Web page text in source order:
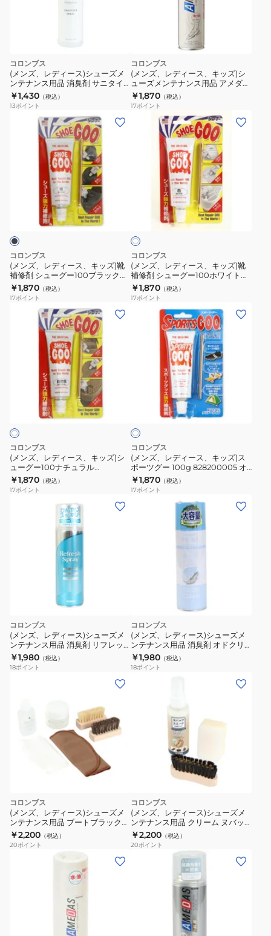
コロンブス
(メンズ、レディース)シューズメ
ンテナンス用品 消臭剤 サニタイ
ザースプレー 100mL 194014
￥1,430 （税込）
13ポイント
コロンブス
(メンズ、レディース、キッズ)シ
ューズメンテナンス用品 アメダス
防水スプレー 1500 オンライン価
格
￥1,870 （税込）
17ポイント
キ
ッ
ズ)
靴
補
ラ
ッ
ク
4971670000000
シ
コロンブス
(メンズ、レディース、キッズ)靴
補修剤 シューグー100ブラック
4971670000000 シューズ 修理
￥1,870 （税込）
17ポイント
キ
ッ
ズ)
靴
補
ワ
イ
ト
4971670000000
シ
ホ
ワ
イ
コロンブス
(メンズ、レディース、キッズ)靴
補修剤 シューグー100ホワイト
4971670000000 シューズ 修理
白
￥1,870 （税込）
17ポイント
キ
ッ
ズ)
シ
ュ
4971670000000
コロンブス
(メンズ、レディース、キッズ)シ
ューグー100ナチュラル
4971670000000
￥1,870 （税込）
17ポイント
キ
ッ
ズ)
ス
ポ
イ
ン
価
格
ク
リ
ア
コロンブス
(メンズ、レディース、キッズ)ス
ポーツグー 100g 828200005 オ
ンライン価格
￥1,870 （税込）
17ポイント
コロンブス
(メンズ、レディース)シューズメ
ンテナンス用品 消臭剤 リフレッ
シュスプレー 480ml
￥1,980 （税込）
18ポイント
コロンブス
(メンズ、レディース)シューズメ
ンテナンス用品 消臭剤 オドクリ
ーン 大容量480mL せっけんの香
り 192324
￥1,980 （税込）
18ポイント
コロンブス
(メンズ、レディース)シューズメ
ンテナンス用品 ブートブラックシ
ルバーライン スターターセット
188426
￥2,200 （税込）
20ポイント
コロンブス
(メンズ、レディース)シューズメ
ンテナンス用品 クリーム ヌバッ
ク・スエード スターターセット
188938
￥2,200 （税込）
20ポイント